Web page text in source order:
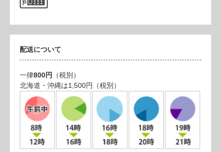
配送について
一律800円 （税別）
北海道・沖縄は1,500円（税別）